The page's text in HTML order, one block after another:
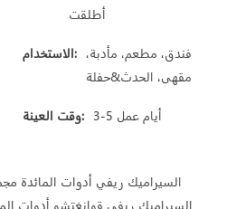
أطلقت
الاستخدام: فندق، مطعم، مأدبة،
مقهى، الحدث&حفلة
وقت العينة: 3-5 أيام عمل